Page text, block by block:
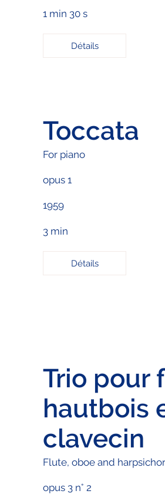
1 min 30 s
Détails
Toccata
For piano
opus 1
1959
3 min
Détails
Trio pour
hautbois
clavecin
Flute, oboe and
opus 3 n° 2